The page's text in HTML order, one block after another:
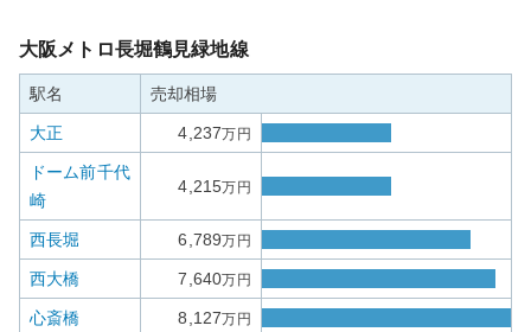
大阪メトロ長堀鶴見緑地線
駅名 売却相場
大正 4,237万円
ドーム前千代
崎
4,215万円
西長堀 6,789万円
西大橋 7,640万円
心斎橋 8,127万円